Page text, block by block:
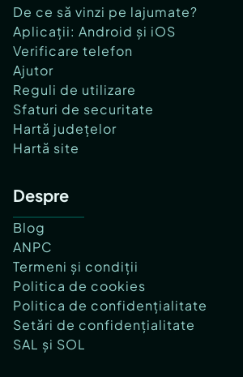
De ce să vinzi pe lajumate?
Aplicații: Android și iOS
Verificare telefon
Ajutor
Reguli de utilizare
Sfaturi de securitate
Hartă județelor
Hartă site
Despre
Blog
ANPC
Termeni și condiții
Politica de cookies
Politica de confidențialitate
Setări de confidențialitate
SAL și SOL